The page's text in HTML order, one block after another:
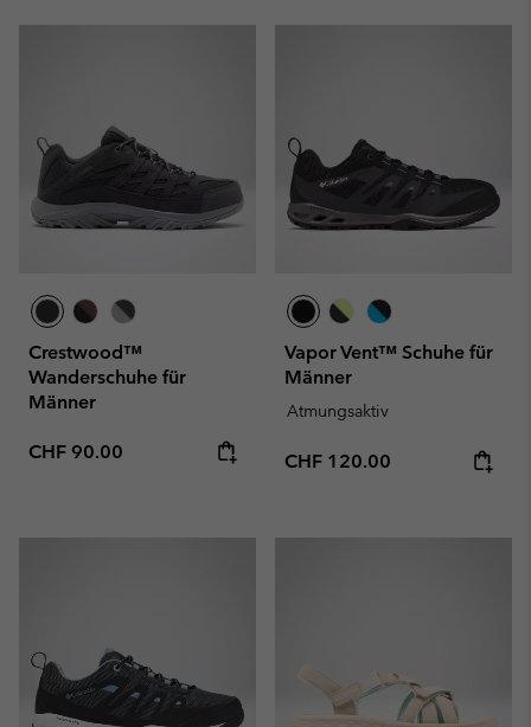
Crestwood™
Wanderschuhe für
Männer
Regular price:
CHF 90.00
Vapor Vent™ Schuhe für
Männer
Atmungsaktiv
Regular price:
CHF 120.00